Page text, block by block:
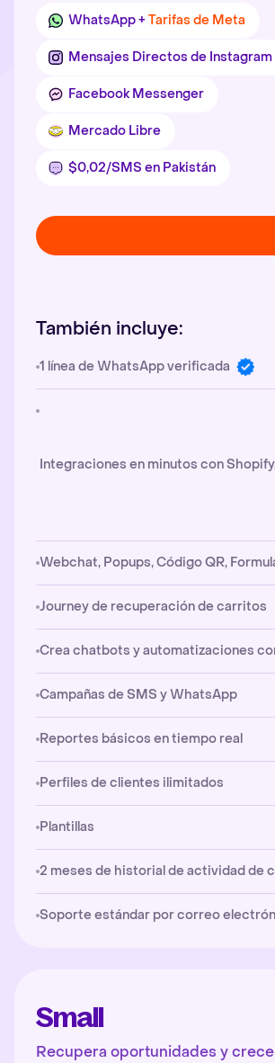
WhatsApp +Tarifas de Meta
Mensajes Directos de Instagram
Facebook Messenger
Mercado Libre
$0,02/SMS en Pakistán
También incluye:
1 línea de WhatsApp verificada
Integraciones en minutos con
Webchat, Popups, Código QR,
Journey de recuperación de carritos
Crea chatbots y automatizaciones
Campañas de SMS y WhatsApp
Reportes básicos en tiempo real
Perfiles de clientes ilimitados
Plantillas
2 meses de historial de actividad de
Soporte estándar por correo
Small
Recupera oportunidades y